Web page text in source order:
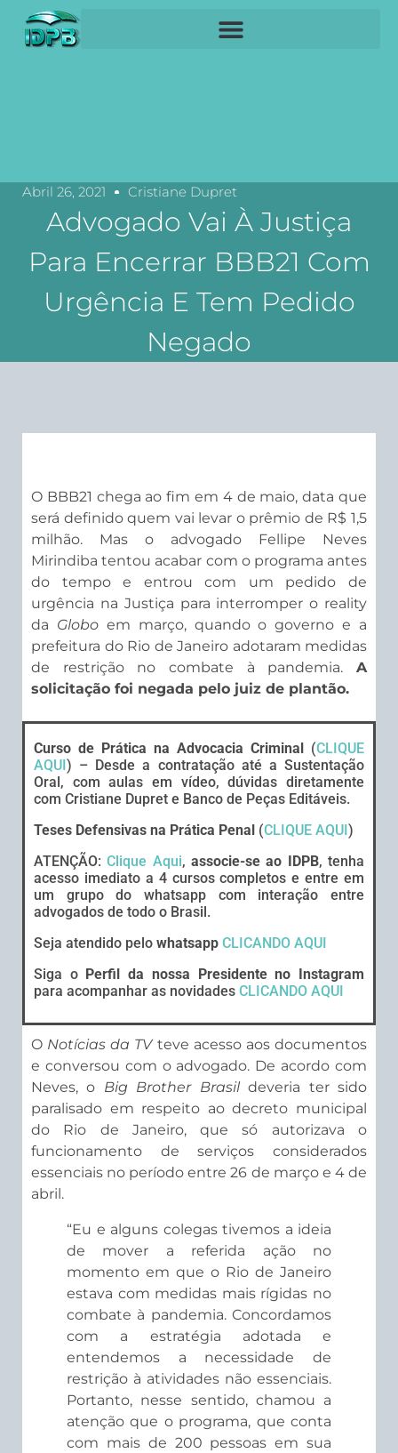
Abril 26, 2021 Cristiane Dupret
Advogado Vai À Justiça
Para Encerrar BBB21 Com
Urgência E Tem Pedido
Negado
O BBB21 chega ao fim em 4 de maio, data que
será definido quem vai levar o prêmio de R$ 1,5
milhão. Mas o advogado Fellipe Neves
Mirindiba tentou acabar com o programa antes
do tempo e entrou com um pedido de
urgência na Justiça para interromper o reality
da Globoem março, quando o governo e a
prefeitura do Rio de Janeiro adotaram medidas
de restrição no combate à pandemia. A
solicitação foi negada pelo juiz de plantão.
Curso de Prática na Advocacia Criminal (CLIQUE
AQUI ) – Desde a contratação até a Sustentação
Oral, com aulas em vídeo, dúvidas diretamente
com Cristiane Dupret e Banco de Peças Editáveis.
Teses Defensivas na Prática Penal (CLIQUE AQUI )
ATENÇÃO:Clique Aqui,associe-se ao IDPB, tenha
acesso imediato a 4 cursos completos e entre em
um grupo do whatsapp com interação entre
advogados de todo o Brasil.
Seja atendido pelo whatsapp CLICANDO AQUI
Siga o Perfil da nossa Presidente no Instagram
para acompanhar as novidades CLICANDO AQUI
O Notícias da TVteve acesso aos documentos
e conversou com o advogado. De acordo com
Neves, o Big Brother Brasildeveria ter sido
paralisado em respeito ao decreto municipal
do Rio de Janeiro, que só autorizava o
funcionamento de serviços considerados
essenciais no período entre 26 de março e 4 de
abril.
“Eu e alguns colegas tivemos a ideia
de mover a referida ação no
momento em que o Rio de Janeiro
estava com medidas mais rígidas no
combate à pandemia. Concordamos
com a estratégia adotada e
entendemos a necessidade de
restrição à atividades não essenciais.
Portanto, nesse sentido, chamou a
atenção que o programa, que conta
com mais de 200 pessoas em sua